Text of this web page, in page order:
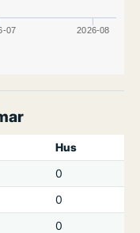
07 2026-08
Hus
0
0
0